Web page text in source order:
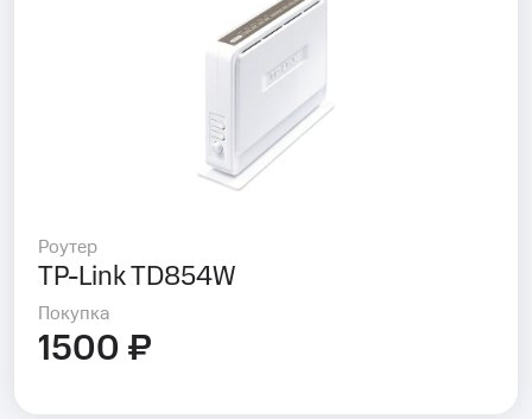
Роутер
TP-Link TD854W
Покупка
1500 ₽